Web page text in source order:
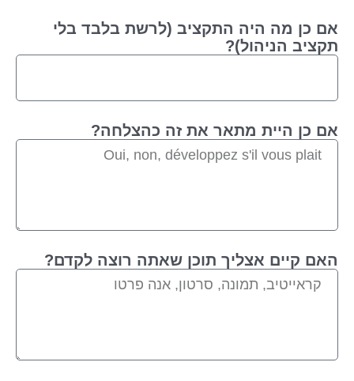
אם כן מה היה התקציב (לרשת בלבד בלי
תקציב הניהול)?
אם כן היית מתאר את זה כהצלחה?
האם קיים אצליך תוכן שאתה רוצה לקדם?